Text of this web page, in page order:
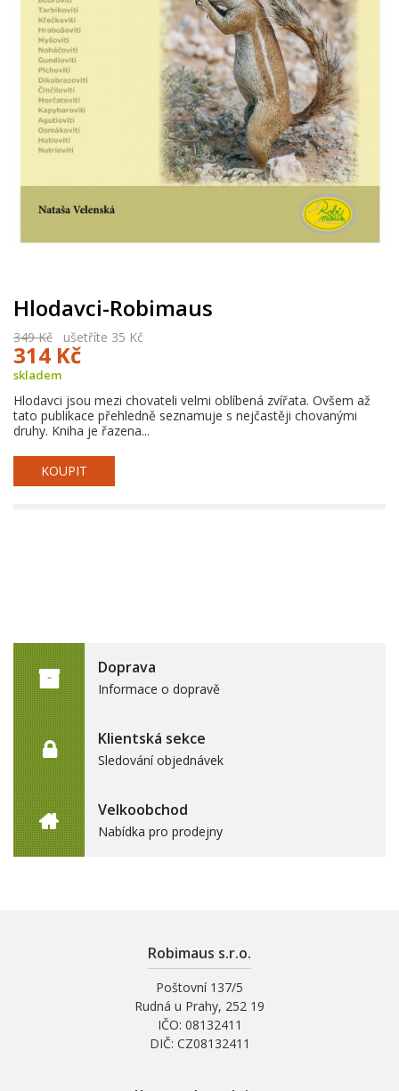
Hlodavci-Robimaus
349 Kč ušetříte 35 Kč
314 Kč
skladem
Hlodavci jsou mezi chovateli velmi oblíbená zvířata. Ovšem až
tato publikace přehledně seznamuje s nejčastěji chovanými
druhy. Kniha je řazena...
KOUPIT
Doprava
Informace o dopravě
Klientská sekce
Sledování objednávek
Velkoobchod
Nabídka pro prodejny
Robimaus s.r.o.
Poštovní 137/5
Rudná u Prahy, 252 19
IČO: 08132411
DIČ: CZ08132411